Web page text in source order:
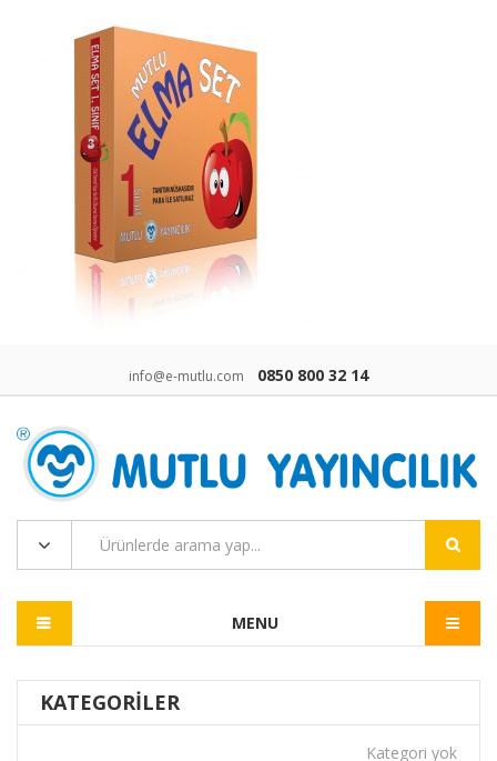
info@e-mutlu.com 0850 800 32 14
MENU
KATEGORILER
Kategori yok